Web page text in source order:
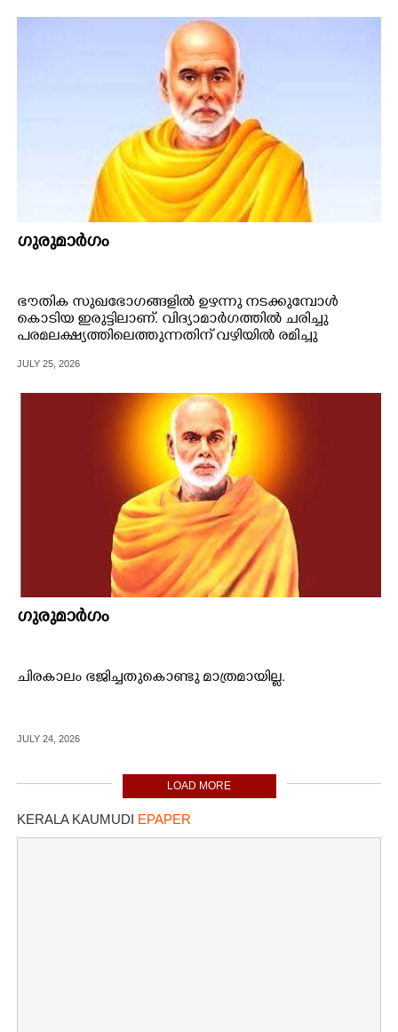
ഗുരുമാർഗം
ഭൗതിക സുഖഭോഗങ്ങളിൽ ഉഴന്നു നടക്കുമ്പോൾ
കൊടിയ ഇരുട്ടിലാണ്. വിദ്യാമാർഗത്തിൽ ചരിച്ചു
പരമലക്ഷ്യത്തിലെത്തുന്നതിന് വഴിയിൽ രമിച്ചു
JULY 25, 2026
ഗുരുമാർഗം
ചിരകാലം ഭജിച്ചതുകൊണ്ടു മാത്രമായില്ല.
JULY 24, 2026
LOAD MORE
KERALA KAUMUDI EPAPER